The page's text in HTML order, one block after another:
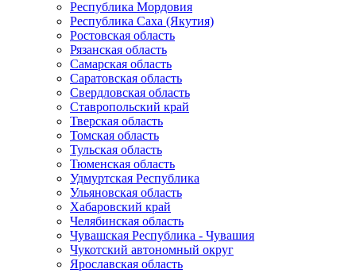
Республика Мордовия
Республика Саха (Якутия)
Ростовская область
Рязанская область
Самарская область
Саратовская область
Свердловская область
Ставропольский край
Тверская область
Томская область
Тульская область
Тюменская область
Удмуртская Республика
Ульяновская область
Хабаровский край
Челябинская область
Чувашская Республика - Чувашия
Чукотский автономный округ
Ярославская область